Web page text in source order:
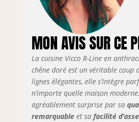
a une
300
cm.
bas
cm.
four :
MON AVIS SUR CE
La cuisine Vicco R-Line en
chêne doré est un véritable coup
lignes élégantes, elle s’intègre
n’importe quelle maison moderne.
agréablement surprise par sa
remarquableet sa facilité